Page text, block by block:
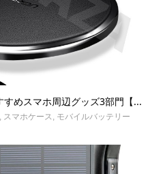
めスマホ周辺グッズ3部門【...
スマホケース モバイルバッテリー